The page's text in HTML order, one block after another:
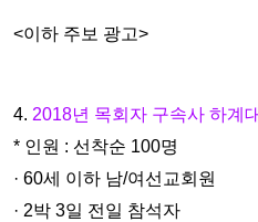
<이하 주보 광고>
4. 2018년 목회자 구속사 하계
* 인원 : 선착순 100명
· 60세 이하 남/여선교회원
· 2박 3일 전일 참석자